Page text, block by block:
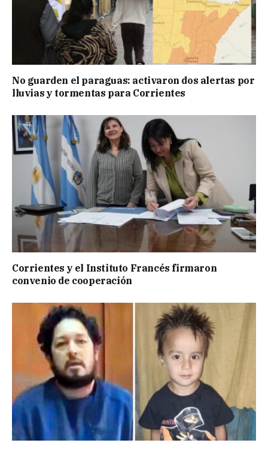
No guarden el paraguas: activaron dos alertas por
lluvias y tormentas para Corrientes
Corrientes y el Instituto Francés firmaron
convenio de cooperación